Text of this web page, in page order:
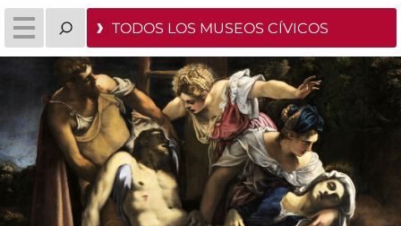
TODOS LOS MUSEOS CÍVICOS